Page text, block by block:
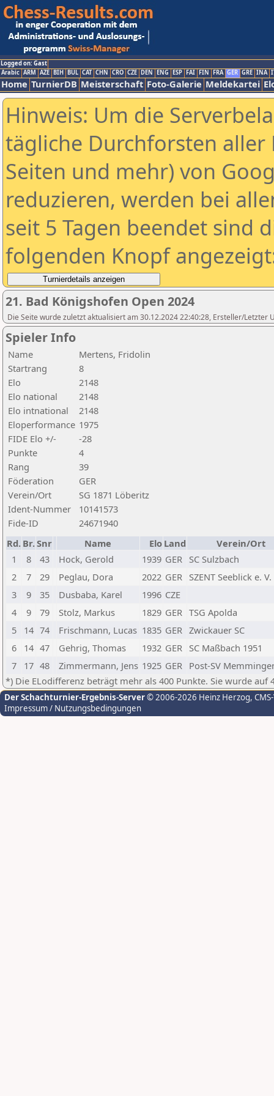
Logged on: Gast
Arabic ARM AZE BIH BUL CAT CHN CRO CZE DEN ENG ESP FAI FIN FRA GER GRE INA
Home TurnierDB Meisterschaft Foto-Galerie Meldekartei
Hinweis: Um die
tägliche Durchforsten aller
Seiten und mehr) von
reduzieren, werden bei
seit 5 Tagen beendet sind
folgenden Knopf
21. Bad Königshofen Open 2024
Die Seite wurde zuletzt aktualisiert am 30.12.2024 22:40:28, Ersteller/Letzter
Spieler Info
Name
Mertens, Fridolin
Startrang
8
Elo
2148
Elo national
2148
Elo intnational
2148
Eloperformance 1975
FIDE Elo +/-
-28
Punkte
4
Rang
39
Föderation
GER
Verein/Ort
SG 1871 Löberitz
Ident-Nummer
10141573
Fide-ID
24671940
Rd. Br.Snr Name Elo Land
Verein/Ort
1
8 43 Hock, Gerold 1939 GER SC Sulzbach
2
7 29 Peglau, Dora 2022 GER SZENT Seeblick e. V.
3
9 35 Dusbaba, Karel 1996 CZE
4
9 79 Stolz, Markus 1829 GER TSG Apolda
5
14 74 Frischmann, Lucas 1835 GER Zwickauer SC
6
14 47 Gehrig, Thomas 1932 GER SC Maßbach 1951
7
17 48 Zimmermann, Jens 1925 GER Post-SV
*) Die ELodifferenz beträgt mehr als 400 Punkte. Sie wurde auf
Der Schachturnier-Ergebnis-Server© 2006-2026 Heinz Herzog,
Impressum / Nutzungsbedingungen